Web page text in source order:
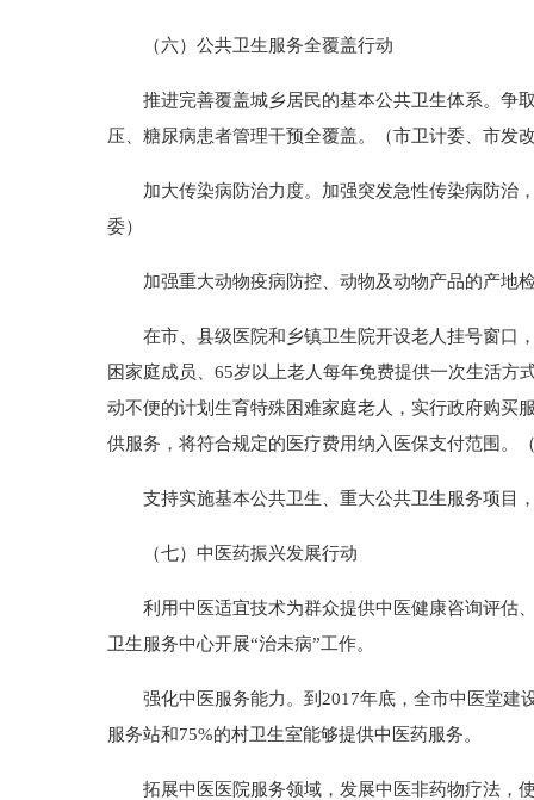
（六）公共卫生服务全覆盖行动
推进完善覆盖城乡居民的基本公共卫生体系。争取
压、糖尿病患者管理干预全覆盖。（市卫计委、市发
加大传染病防治力度。加强突发急性传染病防治，
委）
加强重大动物疫病防控、动物及动物产品的产地
在市、县级医院和乡镇卫生院开设老人挂号窗口，
困家庭成员、65岁以上老人每年免费提供一次生活方
动不便的计划生育特殊困难家庭老人，实行政府购买
供服务，将符合规定的医疗费用纳入医保支付范围。
支持实施基本公共卫生、重大公共卫生服务项目
（七）中医药振兴发展行动
利用中医适宜技术为群众提供中医健康咨询评估、
卫生服务中心开展“治未病”工作。
强化中医服务能力。到2017年底，全市中医堂建设
服务站和75%的村卫生室能够提供中医药服务。
拓展中医医院服务领域，发展中医非药物疗法，使